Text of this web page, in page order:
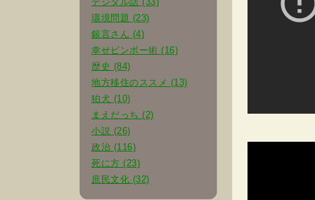
環境問題 (23)
銀言さん (4)
幸せビンボー術 (16)
歴史 (84)
地方移住のススメ (13)
狛犬 (10)
まえだっち (2)
小説 (26)
政治 (116)
死に方 (23)
庶民文化 (32)